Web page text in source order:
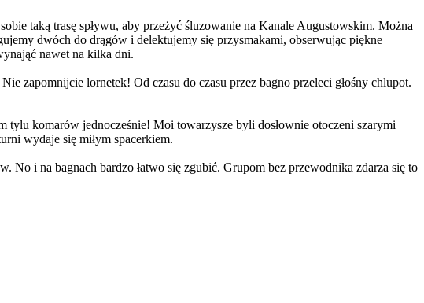
taką trasę spływu, aby przeżyć śluzowanie na Kanale Augustowskim. Można
dwóch do drągów i delektujemy się przysmakami, obserwując piękne
nawet na kilka dni.
zapomnijcie lornetek! Od czasu do czasu przez bagno przeleci głośny chlupot.
tylu komarów jednocześnie! Moi towarzysze byli dosłownie otoczeni szarymi
wydaje się miłym spacerkiem.
No i na bagnach bardzo łatwo się zgubić. Grupom bez przewodnika zdarza się to